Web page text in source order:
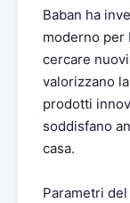
Baban ha
moderno per
cercare
valorizzano
prodotti
soddisfano
casa.
Parametri